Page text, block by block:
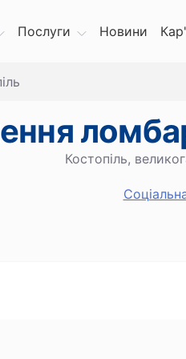
Послуги Новини
Костопіль,